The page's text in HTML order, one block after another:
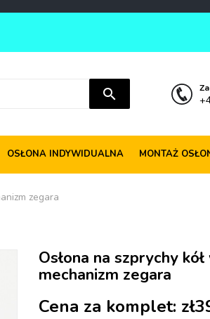
search
OSŁONA INDYWIDUALNA MONTAŻ
zegara
Osłona na szprychy
mechanizm zegara
Cena za komplet: